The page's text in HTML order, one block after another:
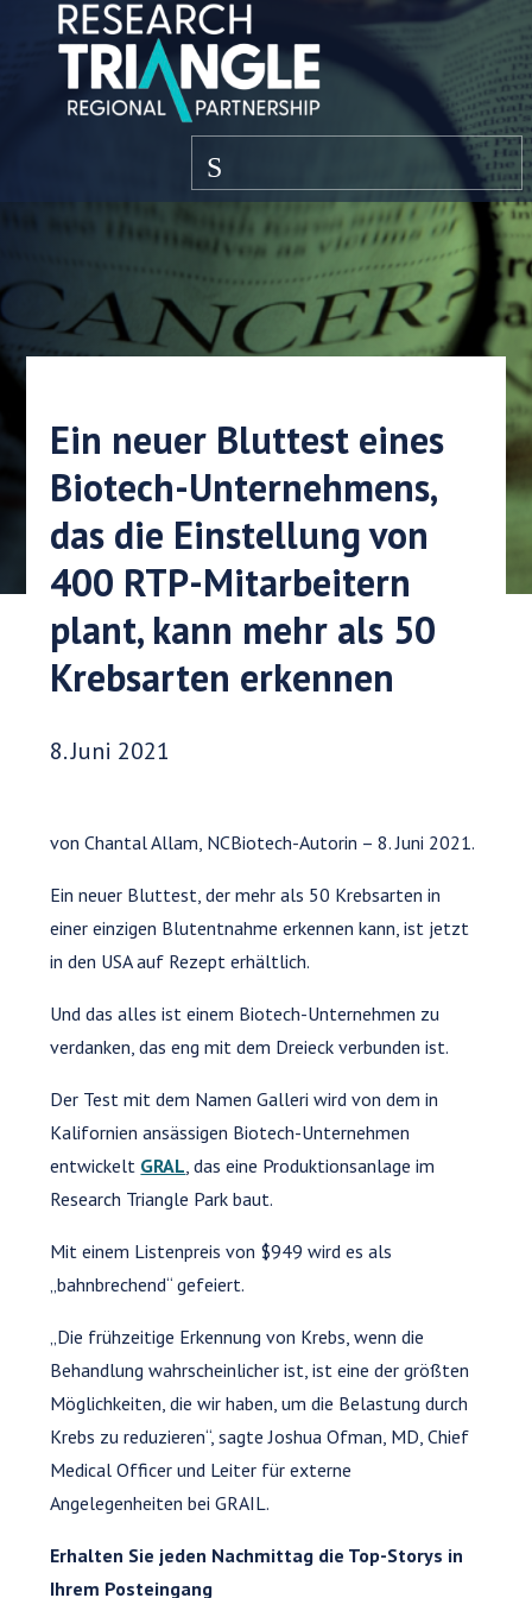
Zum Inhalt springen
Speisekarte
Ein neuer Bluttest eines
Biotech-Unternehmens,
das die Einstellung von
400 RTP-Mitarbeitern
plant, kann mehr als 50
Krebsarten erkennen
Veröffentlichungsdatum:
8. Juni 2021
von Chantal Allam, NCBiotech-Autorin – 8. Juni 2021.
Ein neuer Bluttest, der mehr als 50 Krebsarten in
einer einzigen Blutentnahme erkennen kann, ist jetzt
in den USA auf Rezept erhältlich.
Und das alles ist einem Biotech-Unternehmen zu
verdanken, das eng mit dem Dreieck verbunden ist.
Der Test mit dem Namen Galleri wird von dem in
Kalifornien ansässigen Biotech-Unternehmen
entwickelt GRAL , das eine Produktionsanlage im
Research Triangle Park baut.
Mit einem Listenpreis von $949 wird es als
„bahnbrechend“ gefeiert.
„Die frühzeitige Erkennung von Krebs, wenn die
Behandlung wahrscheinlicher ist, ist eine der größten
Möglichkeiten, die wir haben, um die Belastung durch
Krebs zu reduzieren“, sagte Joshua Ofman, MD, Chief
Medical Officer und Leiter für externe
Angelegenheiten bei GRAIL.
Erhalten Sie jeden Nachmittag die Top-Storys in
Ihrem Posteingang